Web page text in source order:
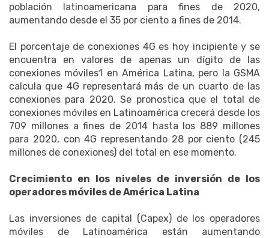
población latinoamericana para fines de 2020,
aumentando desde el 35 por ciento a fines de 2014.
El porcentaje de conexiones 4G es hoy incipiente y se
encuentra en valores de apenas un dígito de las
conexiones móviles1 en América Latina, pero la GSMA
calcula que 4G representará más de un cuarto de las
conexiones para 2020. Se pronostica que el total de
conexiones móviles en Latinoamérica crecerá desde los
709 millones a fines de 2014 hasta los 889 millones
para 2020, con 4G representando 28 por ciento (245
millones de conexiones) del total en ese momento.
Crecimiento en los niveles de inversión de los
operadores móviles de América Latina
Las inversiones de capital (Capex) de los operadores
móviles de Latinoamérica están aumentando